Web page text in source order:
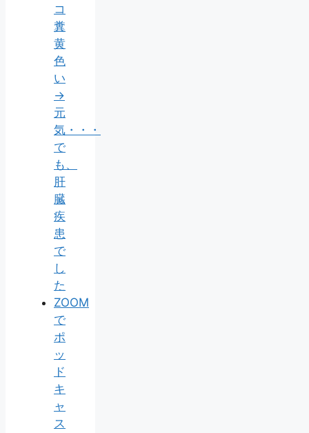
コ
糞
黄
色
い
→
元
気・・・
で
も、
肝
臓
疾
患
で
し
た
ZOOM
で
ポ
ッ
ド
キ
ャ
ス